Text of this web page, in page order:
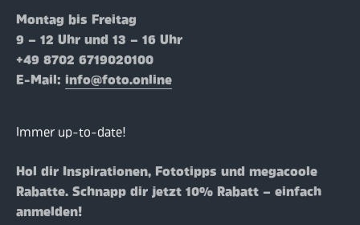
Montag bis Freitag
9 – 12 Uhr und 13 – 16 Uhr
+49 8702 6719020100
E-Mail: info@foto.online
Immer up-to-date!
Hol dir Inspirationen, Fototipps und megacoole
Rabatte. Schnapp dir jetzt 10% Rabatt – einfach
anmelden!